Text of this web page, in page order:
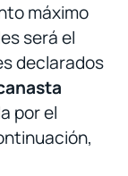
máximo
será el
declarados
por el